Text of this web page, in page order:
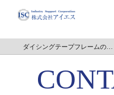
ダイシングテープフレームのことなら株式会社アイエス